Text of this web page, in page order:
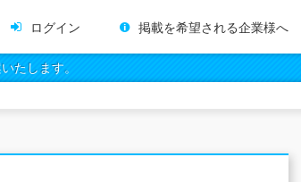
ログイン 掲載を希望される企業様へ
たします。